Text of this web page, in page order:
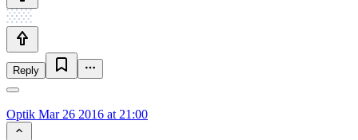
Reply
Optik Mar 26 2016 at 21:00